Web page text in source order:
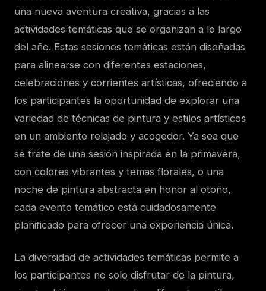
una nueva aventura creativa, gracias a las
actividades temáticas que se organizan a lo largo
del año. Estas sesiones temáticas están diseñadas
para alinearse con diferentes estaciones,
celebraciones y corrientes artísticas, ofreciendo a
los participantes la oportunidad de explorar una
variedad de técnicas de pintura y estilos artísticos
en un ambiente relajado y acogedor. Ya sea que
se trate de una sesión inspirada en la primavera,
con colores vibrantes y temas florales, o una
noche de pintura abstracta en honor al otoño,
cada evento temático está cuidadosamente
planificado para ofrecer una experiencia única.
La diversidad de actividades temáticas permite a
los participantes no solo disfrutar de la pintura,